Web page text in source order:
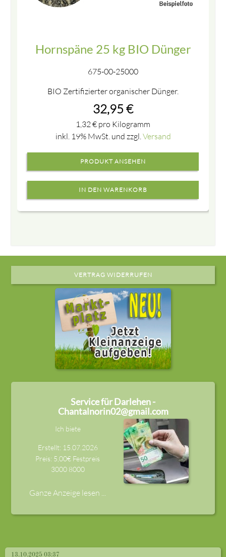
Hornspäne 25 kg BIO Dünger
675-00-25000
BIO Zertifizierter organischer Dünger.
32,95 €
1,32 € pro Kilogramm
inkl. 19% MwSt. und zzgl. Versand
PRODUKT ANSEHEN
VERTRAG WIDERRUFEN
Service für Darlehen -
Chantalnorin02@gmail.com
Ich biete
Erstellt: 15.07.2026
Preis: 5,00€ Festpreis
3000 8000
Ganze Anzeige lesen ...
13.10.2025 03:37